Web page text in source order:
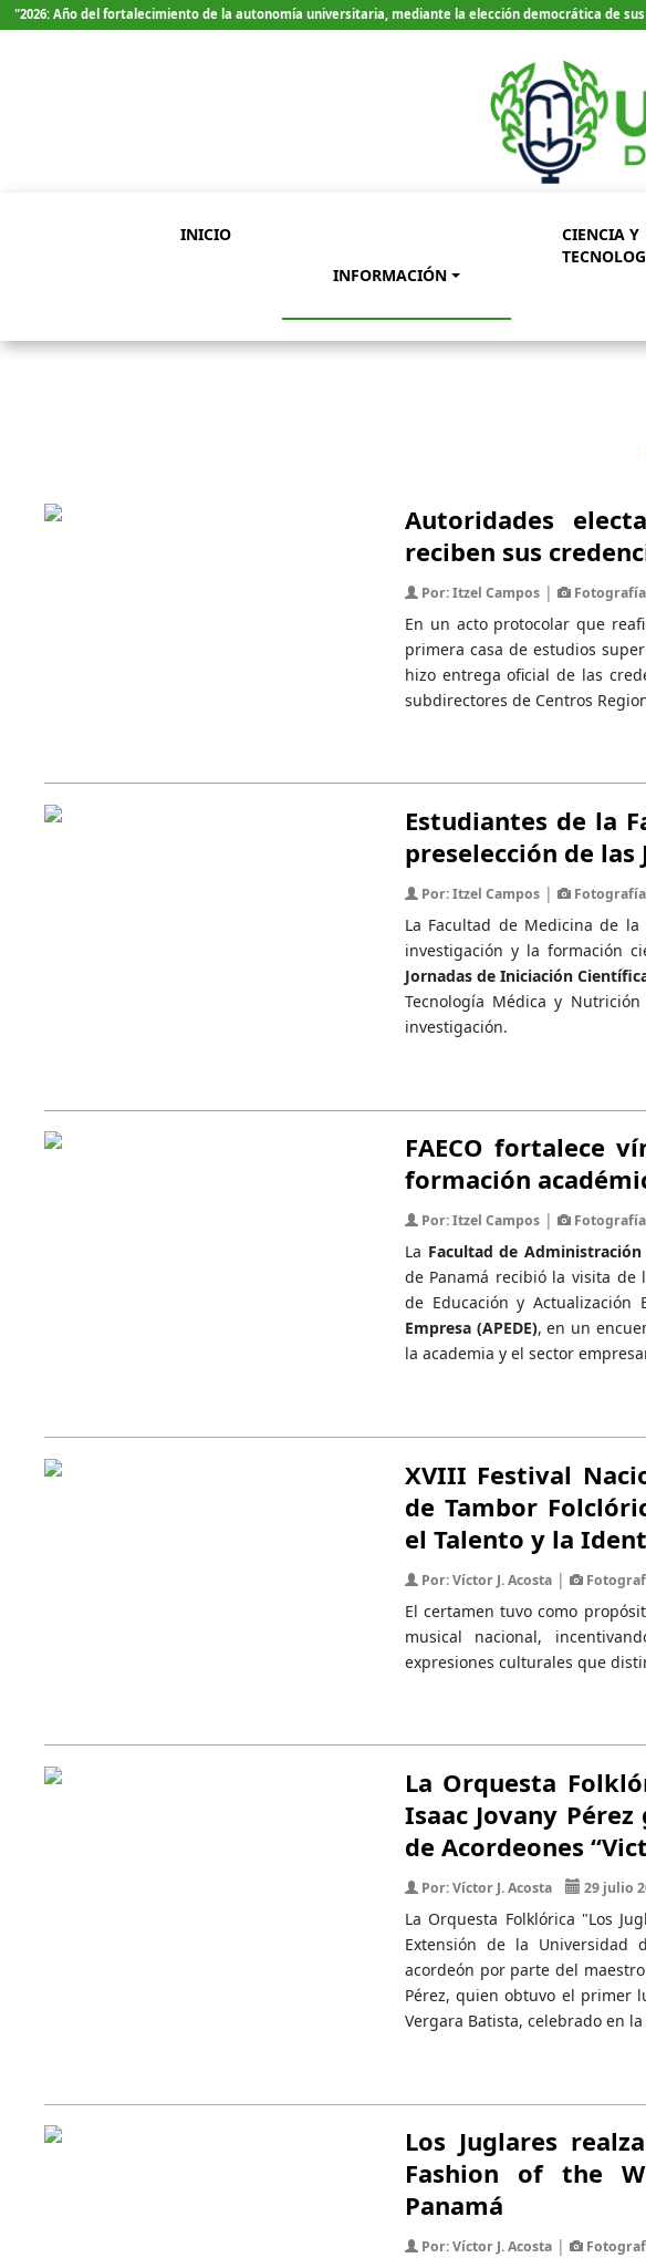
"2026: Año del fortalecimiento de la autonomía universitaria, mediante la elección democrática de
INICIO
INFORMACIÓN
CIENCIA Y
Autoridades
reciben sus
Por: Itzel Campos|
En un acto protocolar que
primera casa de estudios
hizo entrega oficial de las
subdirectores de Centros
Estudiantes de la
preselección de
Por: Itzel Campos|
La Facultad de Medicina de
investigación y la formación
Jornadas de Iniciación
Tecnología Médica y
investigación.
FAECO fortalece
formación
Por: Itzel Campos|
La Facultad de
de Panamá recibió la visita de
de Educación y
Empresa (APEDE), en un
la academia y el sector
XVIII Festival
de Tambor
el Talento y la
Por: Víctor J. Acosta|
El certamen tuvo como
musical nacional,
expresiones culturales que
La Orquesta
Isaac Jovany
de Acordeones
Por: Víctor J. Acosta 29 julio
La Orquesta Folklórica "Los
Extensión de la Universidad
acordeón por parte del
Pérez, quien obtuvo el primer
Vergara Batista, celebrado en
Los Juglares
Fashion of the
Panamá
Por: Víctor J. Acosta|